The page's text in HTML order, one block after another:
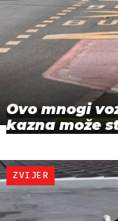
Ovo mnogi
kazna može
ZVIJER